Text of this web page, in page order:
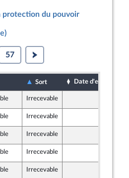
protection du pouvoir
57
Sort Date d'examen
mer et Territoires
Irrecevable
Irrecevable
Irrecevable
Irrecevable
Union Populaire écologique et sociale
Irrecevable